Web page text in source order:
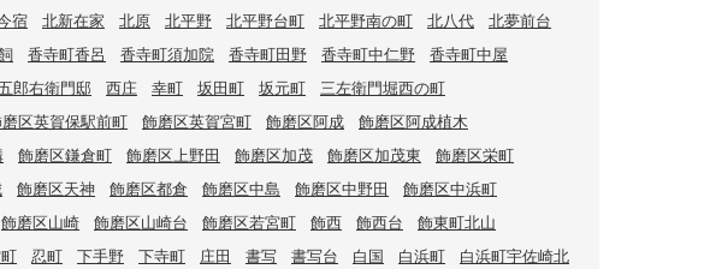
宿 北新在家 北原 北平野 北平野台町 北平野南の町 北八代
北夢前台
香寺町香呂 香寺町須加院 香寺町田野 香寺町中仁野
香寺町中屋
郎右衛門邸 西庄 幸町 坂田町 坂元町
三左衛門堀西の町
区英賀保駅前町 飾磨区英賀宮町 飾磨区阿成
飾磨区阿成植木
飾磨区鎌倉町 飾磨区上野田 飾磨区加茂 飾磨区加茂東
飾磨区栄町
飾磨区天神 飾磨区都倉 飾磨区中島 飾磨区中野田
飾磨区中浜町
飾磨区山崎 飾磨区山崎台 飾磨区若宮町 飾西 飾西台
飾東町北山
忍町 下手野 下寺町 庄田 書写 書写台 白国 白浜町
白浜町宇佐崎北